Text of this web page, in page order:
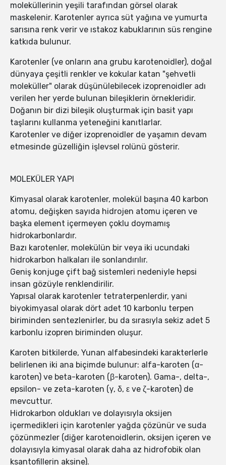
moleküllerinin yeşili tarafından görsel olarak
maskelenir. Karotenler ayrıca süt yağına ve yumurta
sarısına renk verir ve ıstakoz kabuklarının süs rengine
katkıda bulunur.
Karotenler (ve onların ana grubu karotenoidler), doğal
dünyaya çeşitli renkler ve kokular katan "şehvetli
moleküller" olarak düşünülebilecek izoprenoidler adı
verilen her yerde bulunan bileşiklerin örnekleridir.
Doğanın bir dizi bileşik oluşturmak için basit yapı
taşlarını kullanma yeteneğini kanıtlarlar.
Karotenler ve diğer izoprenoidler de yaşamın devam
etmesinde güzelliğin işlevsel rolünü gösterir.
MOLEKÜLER YAPI
Kimyasal olarak karotenler, molekül başına 40 karbon
atomu, değişken sayıda hidrojen atomu içeren ve
başka element içermeyen çoklu doymamış
hidrokarbonlardır.
Bazı karotenler, molekülün bir veya iki ucundaki
hidrokarbon halkaları ile sonlandırılır.
Geniş konjuge çift bağ sistemleri nedeniyle hepsi
insan gözüyle renklendirilir.
Yapısal olarak karotenler tetraterpenlerdir, yani
biyokimyasal olarak dört adet 10 karbonlu terpen
biriminden sentezlenirler, bu da sırasıyla sekiz adet 5
karbonlu izopren biriminden oluşur.
Karoten bitkilerde, Yunan alfabesindeki karakterlerle
belirlenen iki ana biçimde bulunur: alfa-karoten (α-
karoten) ve beta-karoten (β-karoten). Gama-, delta-,
epsilon- ve zeta-karoten (γ, δ, ε ve ζ-karoten) de
mevcuttur.
Hidrokarbon oldukları ve dolayısıyla oksijen
içermedikleri için karotenler yağda çözünür ve suda
çözünmezler (diğer karotenoidlerin, oksijen içeren ve
dolayısıyla kimyasal olarak daha az hidrofobik olan
ksantofillerin aksine).